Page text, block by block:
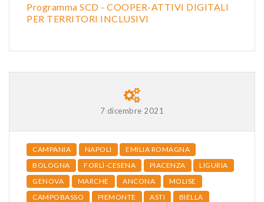
Programma SCD - COOPER-ATTIVI DIGITALI
PER TERRITORI INCLUSIVI
7 dicembre 2021
CAMPANIA NAPOLI
EMILIA ROMAGNA
BOLOGNA
FORLÌ-CESENA PIACENZA
LIGURIA
GENOVA
MARCHE ANCONA
MOLISE
CAMPOBASSO
PIEMONTE ASTI
BIELLA